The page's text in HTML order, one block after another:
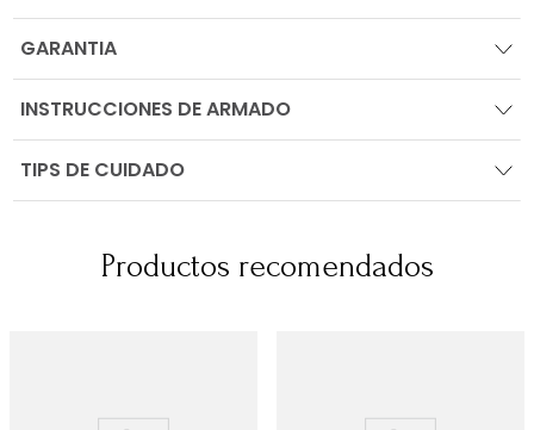
GARANTIA
INSTRUCCIONES DE ARMADO
TIPS DE CUIDADO
Productos recomendados